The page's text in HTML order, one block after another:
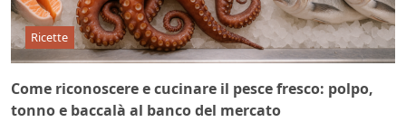
Ricette
Come riconoscere e cucinare il pesce fresco: polpo,
tonno e baccalà al banco del mercato